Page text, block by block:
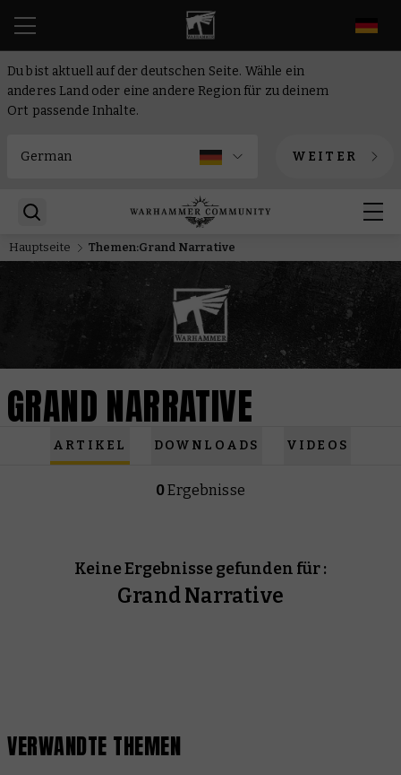
Du bist aktuell auf der deutschen Seite. Wähle ein
anderes Land oder eine andere Region für zu deinem
Ort passende Inhalte.
WEITER
Hauptseite Themen:Grand Narrative
GRAND NARRATIVE
ARTIKEL DOWNLOADS VIDEOS
0Ergebnisse
VERWANDTE THEMEN
Keine Ergebnisse gefunden für :
Grand Narrative